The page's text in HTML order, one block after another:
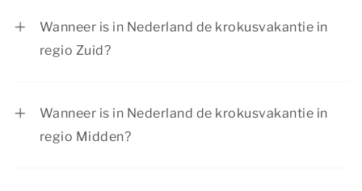
Wanneer is in Nederland de krokusvakantie in
regio Zuid?
Wanneer is in Nederland de krokusvakantie in
regio Midden?